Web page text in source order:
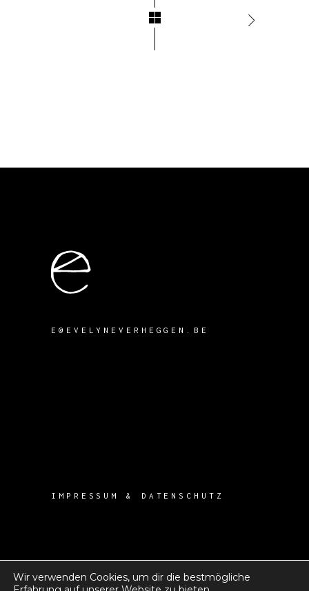
E@EVELYNEVERHEGGEN.BE
IMPRESSUM & DATENSCHUTZ
Wir verwenden Cookies, um dir die bestmögliche